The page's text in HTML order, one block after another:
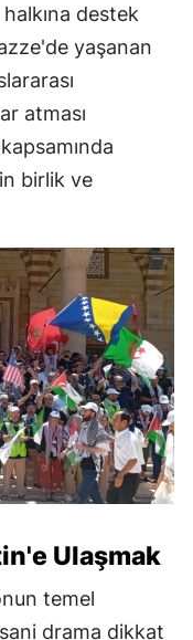
destek
yaşanan
atması
birlik ve
Ulaşmak
temel
drama dikkat